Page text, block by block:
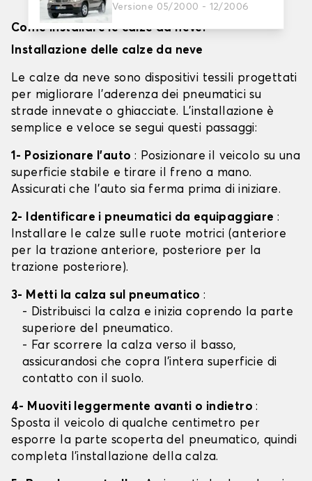
Versione 05/2000 - 12/2006
Come installare le calze da neve?
Installazione delle calze da neve
Le calze da neve sono dispositivi tessili progettati
per migliorare l'aderenza dei pneumatici su
strade innevate o ghiacciate. L'installazione è
semplice e veloce se segui questi passaggi:
1- Posizionare l'auto : Posizionare il veicolo su una
superficie stabile e tirare il freno a mano.
Assicurati che l'auto sia ferma prima di iniziare.
2- Identificare i pneumatici da equipaggiare :
Installare le calze sulle ruote motrici (anteriore
per la trazione anteriore, posteriore per la
trazione posteriore).
3- Metti la calza sul pneumatico:
- Distribuisci la calza e inizia coprendo la parte
superiore del pneumatico.
- Far scorrere la calza verso il basso,
assicurandosi che copra l'intera superficie di
contatto con il suolo.
4- Muoviti leggermente avanti o indietro:
Sposta il veicolo di qualche centimetro per
esporre la parte scoperta del pneumatico, quindi
completa l'installazione della calza.